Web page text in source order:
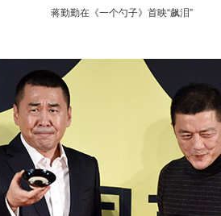
蒋勤勤在《一个勺子》首映“飙泪”